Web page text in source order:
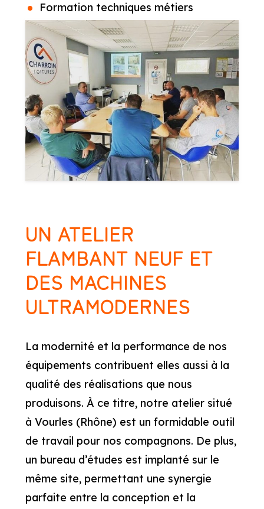
Formation techniques métiers
UN ATELIER
FLAMBANT NEUF ET
DES MACHINES
ULTRAMODERNES
La modernité et la performance de nos
équipements contribuent elles aussi à la
qualité des réalisations que nous
produisons. À ce titre, notre atelier situé
à Vourles (Rhône) est un formidable outil
de travail pour nos compagnons. De plus,
un bureau d’études est implanté sur le
même site, permettant une synergie
parfaite entre la conception et la